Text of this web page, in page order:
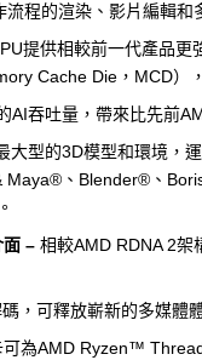
程的渲染、影片編輯和
提供相較前一代產品
Cache Die，MCD
AI吞吐量，帶來比先前
大型的3D模型和環境，
、Blender®、
– 相較AMD RDNA 2架
，可釋放嶄新的多媒
為AMD Ryzen™